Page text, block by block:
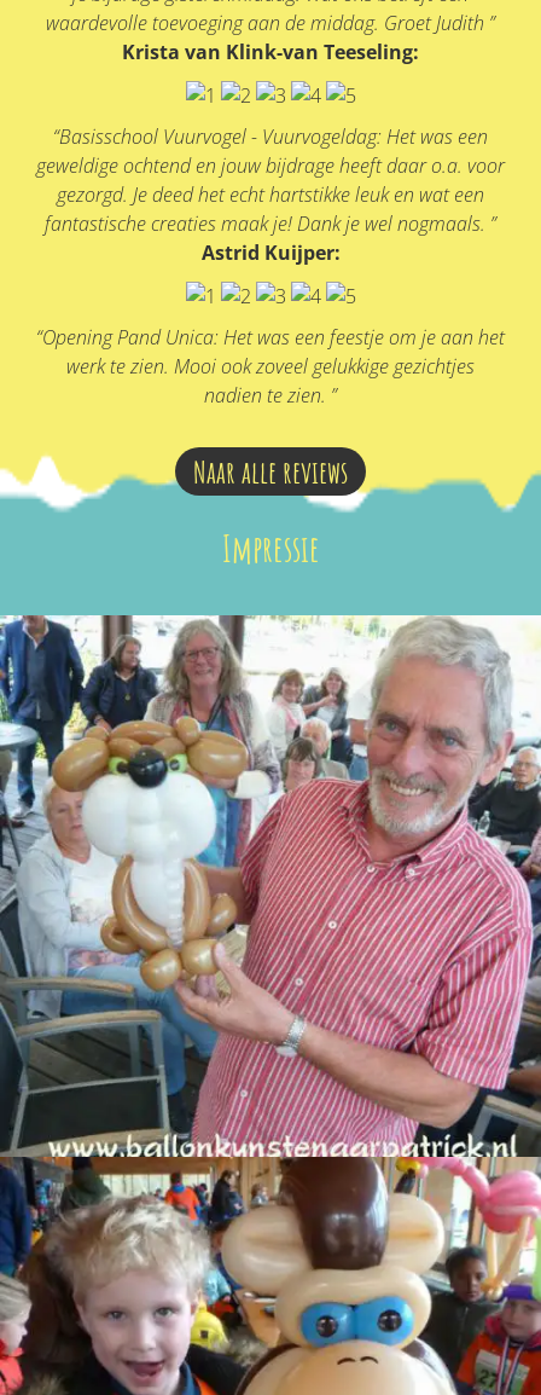
waardevolle toevoeging aan de middag. Groet Judith ”
Krista van Klink-van Teeseling:
“Basisschool Vuurvogel - Vuurvogeldag: Het was een
geweldige ochtend en jouw bijdrage heeft daar o.a. voor
gezorgd. Je deed het echt hartstikke leuk en wat een
fantastische creaties maak je! Dank je wel nogmaals. ”
Astrid Kuijper:
“Opening Pand Unica: Het was een feestje om je aan het
werk te zien. Mooi ook zoveel gelukkige gezichtjes
nadien te zien. ”
Naar alle reviews
Impressie